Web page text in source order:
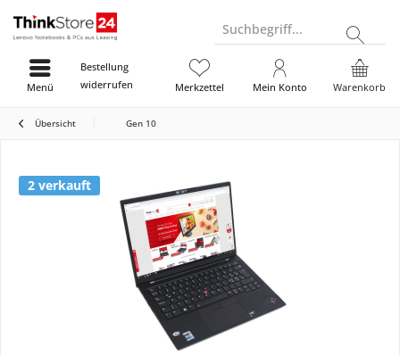
Suchbegriff...
Bestellung
widerrufen
Warenkorb
Merkzettel Mein Konto
Menü
Übersicht Gen 10
2 verkauft